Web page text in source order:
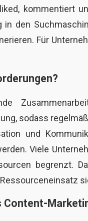
kommentiert
den
Für
sodass
und
Viele
begrenzt.
Content-